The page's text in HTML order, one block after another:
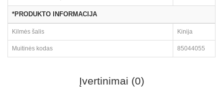
*PRODUKTO INFORMACIJA
Kilmės šalis Kinija
Muitinės kodas 85044055
Įvertinimai (0)